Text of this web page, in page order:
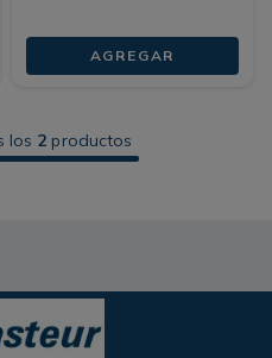
AGREGAR
los 2 productos